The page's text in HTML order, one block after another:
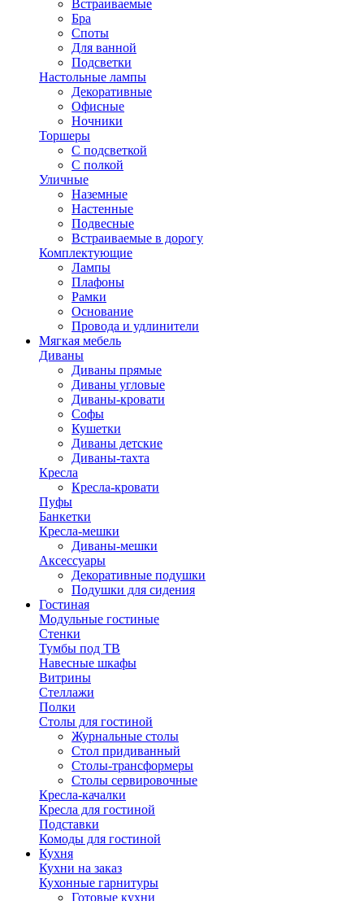
Встраиваемые
Бра
Споты
Для ванной
Подсветки
Настольные лампы
Декоративные
Офисные
Ночники
Торшеры
С подсветкой
С полкой
Уличные
Наземные
Настенные
Подвесные
Встраиваемые в дорогу
Комплектующие
Лампы
Плафоны
Рамки
Основание
Провода и удлинители
Мягкая мебель
Диваны
Диваны прямые
Диваны угловые
Диваны-кровати
Софы
Кушетки
Диваны детские
Диваны-тахта
Кресла
Кресла-кровати
Пуфы
Банкетки
Кресла-мешки
Диваны-мешки
Аксессуары
Декоративные подушки
Подушки для сидения
Гостиная
Модульные гостиные
Стенки
Тумбы под ТВ
Навесные шкафы
Витрины
Стеллажи
Полки
Столы для гостиной
Журнальные столы
Стол придиванный
Столы-трансформеры
Столы сервировочные
Кресла-качалки
Кресла для гостиной
Подставки
Комоды для гостиной
Кухня
Кухни на заказ
Кухонные гарнитуры
Готовые кухни